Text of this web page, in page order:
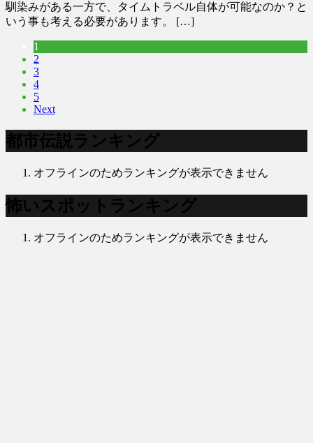
馴染みがある一方で、タイムトラベル自体が可能なのか？と
いう事も考える必要があります。 […]
1
2
3
4
5
Next
都市伝説ランキング
オフラインのためランキングが表示できません
怖いスポットランキング
オフラインのためランキングが表示できません